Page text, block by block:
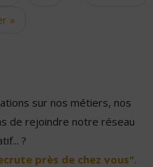
»
sur nos métiers, nos
de rejoindre notre réseau
?
près de chez vous".